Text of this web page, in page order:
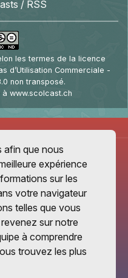
/ RSS
les termes de la licence
d’Utilisation Commerciale -
non transposé.
à www.scolcast.ch
afin que nous
expérience
sur les
votre navigateur
telles que vous
sur notre
à comprendre
trouvez les plus